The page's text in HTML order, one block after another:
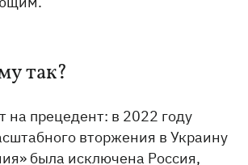
так?
на прецедент: в 2022 году
вторжения в Украину
была исключена Россия,